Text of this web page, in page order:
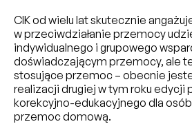
CIK od wielu lat skutecznie
w przeciwdziałanie przemocy
indywidualnego i grupowego
doświadczającym przemocy, ale
stosujące przemoc – obecnie
realizacji drugiej w tym roku edycji
korekcyjno-edukacyjnego dla
przemoc domową.